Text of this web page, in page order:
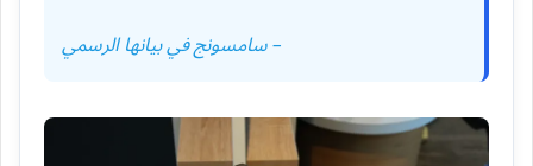
– سامسونج في بيانها الرسمي